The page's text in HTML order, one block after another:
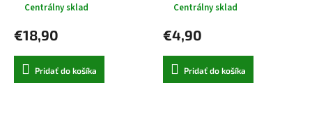
Centrálny sklad
€18,90
Pridať do košíka
Centrálny sklad
€4,90
Pridať do košíka